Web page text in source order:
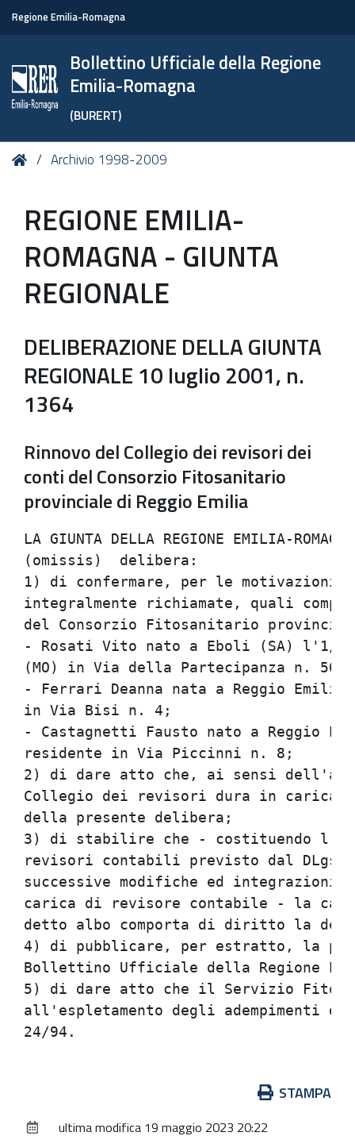
Regione Emilia-Romagna
Bollettino Ufficiale della Regione
Emilia-Romagna
(BURERT)
Tu HomeArchivio 1998-2009
REGIONE EMILIA-
ROMAGNA - GIUNTA
REGIONALE
DELIBERAZIONE DELLA GIUNTA
REGIONALE 10 luglio 2001, n.
1364
Rinnovo del Collegio dei revisori dei
conti del Consorzio Fitosanitario
provinciale di Reggio Emilia
LA GIUNTA DELLA
1) di confermare, per le
integralmente richiamate, quali
del Consorzio Fitosanitario
- Rosati Vito nato a Eboli (SA)
(MO) in Via della
- Ferrari Deanna nata a
in Via
- Castagnetti Fausto nato a
residente in
2) di dare atto che, ai
Collegio dei revisori dura in
della
3) di stabilire che -
revisori contabili previsto
successive modifiche ed
carica di revisore contabile -
detto albo comporta di diritto
4) di pubblicare, per
Bollettino Ufficiale
5) di dare atto che il Servizio
all'espletamento degli
STAMPA
ultima modifica 19 maggio 2023 20:22